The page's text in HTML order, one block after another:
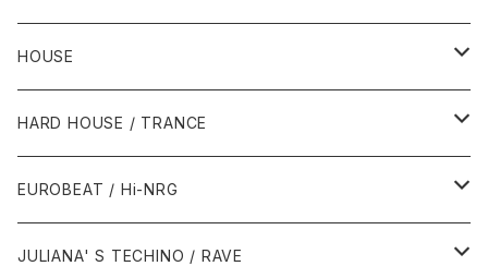
HOUSE
1980年代
1987年・以前
1988年
1990年代
1990年
2000年代
HARD HOUSE / TRANCE
1990年代
1994年・以前
2000年代
EUROBEAT / Hi-NRG
1980年代
JULIANA' S TECHINO / RAVE